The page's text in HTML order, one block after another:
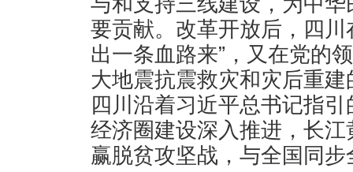
要贡献。改革开放后，四
出一条血路来”，又在党的
大地震抗震救灾和灾后重
四川沿着习近平总书记指
经济圈建设深入推进，长
赢脱贫攻坚战，与全国同